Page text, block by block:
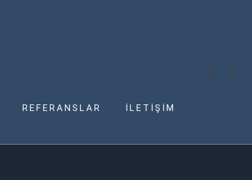
REFERANSLAR İLETİŞİM